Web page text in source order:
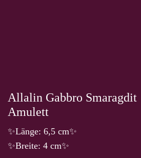
Allalin Gabbro Smaragdit
Amulett
✨Länge: 6,5 cm✨
✨Breite: 4 cm✨